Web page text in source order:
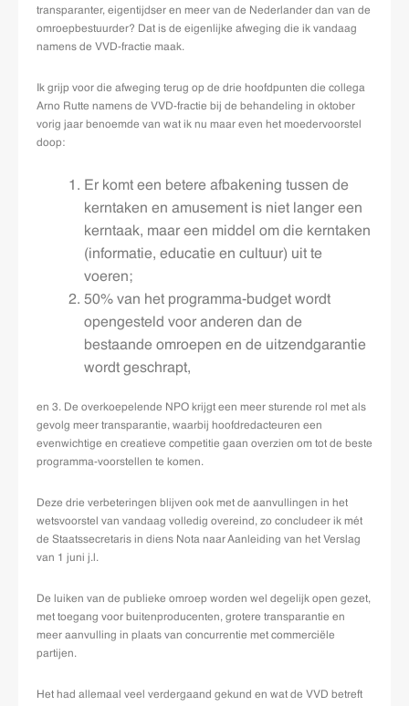
transparanter, eigentijdser en meer van de Nederlander dan van de
omroepbestuurder? Dat is de eigenlijke afweging die ik vandaag
namens de VVD-fractie maak.
Ik grijp voor die afweging terug op de drie hoofdpunten die collega
Arno Rutte namens de VVD-fractie bij de behandeling in oktober
vorig jaar benoemde van wat ik nu maar even het moedervoorstel
doop:
Er komt een betere afbakening tussen de
kerntaken en amusement is niet langer een
kerntaak, maar een middel om die kerntaken
(informatie, educatie en cultuur) uit te
voeren;
50% van het programma-budget wordt
opengesteld voor anderen dan de
bestaande omroepen en de uitzendgarantie
wordt geschrapt,
en 3. De overkoepelende NPO krijgt een meer sturende rol met als
gevolg meer transparantie, waarbij hoofdredacteuren een
evenwichtige en creatieve competitie gaan overzien om tot de beste
programma-voorstellen te komen.
Deze drie verbeteringen blijven ook met de aanvullingen in het
wetsvoorstel van vandaag volledig overeind, zo concludeer ik mét
de Staatssecretaris in diens Nota naar Aanleiding van het Verslag
van 1 juni j.l.
De luiken van de publieke omroep worden wel degelijk open gezet,
met toegang voor buitenproducenten, grotere transparantie en
meer aanvulling in plaats van concurrentie met commerciële
partijen.
Het had allemaal veel verdergaand gekund en wat de VVD betreft